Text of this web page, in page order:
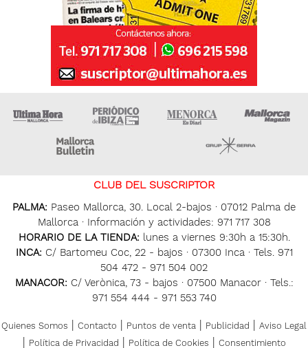
Ultima Hora Ultima hora Ibiza Menorca • Es Diari
CLUB DEL SUSCRIPTOR
PALMA: Paseo Mallorca, 30. Local 2-bajos · 07012 Palma de
Mallorca · Información y actividades: 971 717 308
HORARIO DE LA TIENDA: lunes a viernes 9:30h a 15:30h.
INCA: C/ Bartomeu Coc, 22 - bajos · 07300 Inca · Tels. 971
504 472 - 971 504 002
MANACOR: C/ Verònica, 73 - bajos · 07500 Manacor · Tels.:
971 554 444 - 971 553 740
Quienes Somos | Contacto | Puntos de venta | Publicidad | Aviso Legal
| Política de Privacidad | Política de Cookies | Consentimiento